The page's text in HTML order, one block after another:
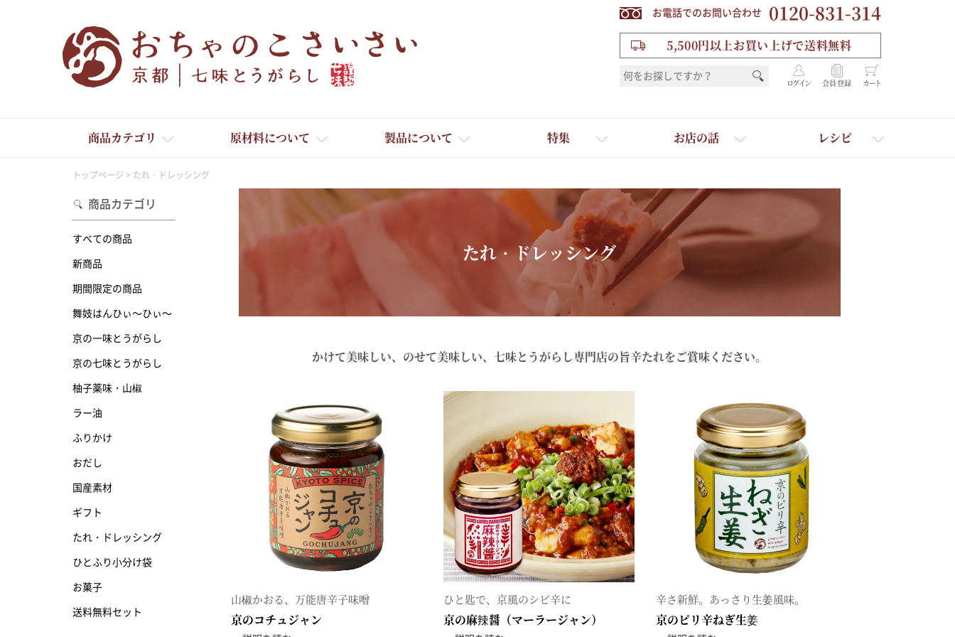
お電話でのお問い合わせ 0120-831-314
5,500円以上お買い上げで送料無料
ログイン 会員登録 カート
商品カテゴリ
舞妓はんひぃ～ひぃ～
京の一味とうがらし
京の七味とうがらし
たれ・ドレッシング
国産・鷹の爪
ギフト
お土産・ギフト 贈る人に合わせて一味・七味を選ぶ
原材料について 製品について 特集 お店の話 レシピ
トップページ たれ・ドレッシング
商品カテゴリ
すべての商品
新商品
期間限定の商品
舞妓はんひぃ～ひぃ～
京の一味とうがらし
京の七味とうがらし
柚子薬味・山椒
ラー油
ふりかけ
おだし
国産素材
ギフト
たれ・ドレッシング
ひとふり小分け袋
お菓子
送料無料セット
たれ・ドレッシング
かけて美味しい、のせて美味しい、七味とうがらし専門店の旨辛たれをご賞味ください。
山椒かおる、万能唐辛子味噌
京のコチュジャン
ひと匙で、京風のシビ辛に
京の麻辣醤（マーラージャン）
辛さ新鮮。あっさり生姜風味。
京のピリ辛ねぎ生姜